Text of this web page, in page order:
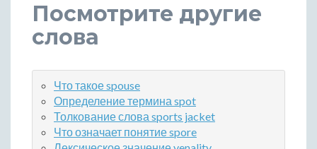
Посмотрите другие
слова
Что такое spouse
Определение термина spot
Толкование слова sports jacket
Что означает понятие spore